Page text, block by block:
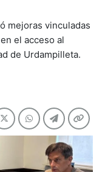
mejoras vinculadas
el acceso al
de Urdampilleta.